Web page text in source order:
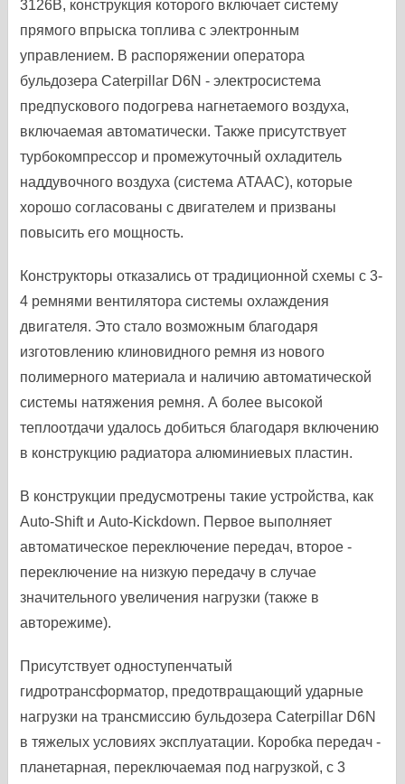
3126В, конструкция которого включает систему
прямого впрыска топлива с электронным
управлением. В распоряжении оператора
бульдозера Caterpillar D6N - электросистема
предпускового подогрева нагнетаемого воздуха,
включаемая автоматически. Также присутствует
турбокомпрессор и промежуточный охладитель
наддувочного воздуха (система АТААС), которые
хорошо согласованы с двигателем и призваны
повысить его мощность.
Конструкторы отказались от традиционной схемы с 3-
4 ремнями вентилятора системы охлаждения
двигателя. Это стало возможным благодаря
изготовлению клиновидного ремня из нового
полимерного материала и наличию автоматической
системы натяжения ремня. А более высокой
теплоотдачи удалось добиться благодаря включению
в конструкцию радиатора алюминиевых пластин.
В конструкции предусмотрены такие устройства, как
Auto-Shift и Auto-Kickdown. Первое выполняет
автоматическое переключение передач, второе -
переключение на низкую передачу в случае
значительного увеличения нагрузки (также в
авторежиме).
Присутствует одноступенчатый
гидротрансформатор, предотвращающий ударные
нагрузки на трансмиссию бульдозера Caterpillar D6N
в тяжелых условиях эксплуатации. Коробка передач -
планетарная, переключаемая под нагрузкой, с 3